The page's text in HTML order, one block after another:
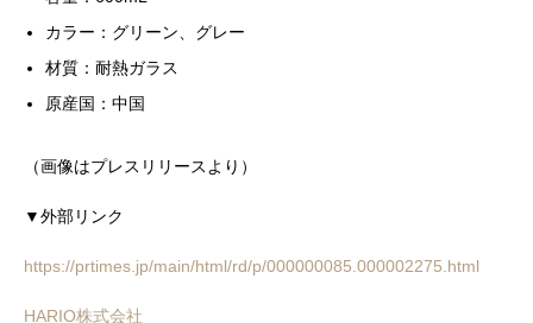
カラー：グリーン、グレー
材質：耐熱ガラス
原産国：中国
（画像はプレスリリースより）
▼外部リンク
https://prtimes.jp/main/html/rd/p/000000085.000002275.html
HARIO株式会社